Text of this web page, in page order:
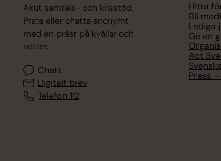
Akut samtals- och krisstöd.
Prata eller chatta anonymt
med en präst på kvällar och
nätter.
Chatt
Digitalt brev
Telefon 112
Hitta
Bli
Lediga
Ge en
Act
Press